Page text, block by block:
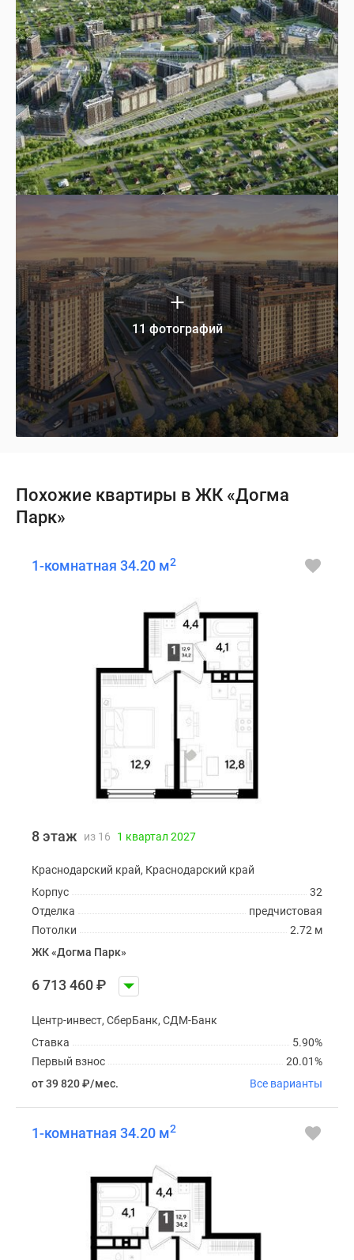
11 фотографий
Похожие квартиры в ЖК «Догма
Парк»
1-комнатная 34.20 м2
8 этаж из 16 1 квартал 2027
Краснодарский край, Краснодарский край
32
Корпус
предчистовая
Отделка
2.72 м
Потолки
ЖК «Догма Парк»
6 713 460₽
Центр-инвест, СберБанк, СДМ-Банк
5.90%
Ставка
20.01%
Первый взнос
от 39 820₽/мес. Все варианты
1-комнатная 34.20 м2